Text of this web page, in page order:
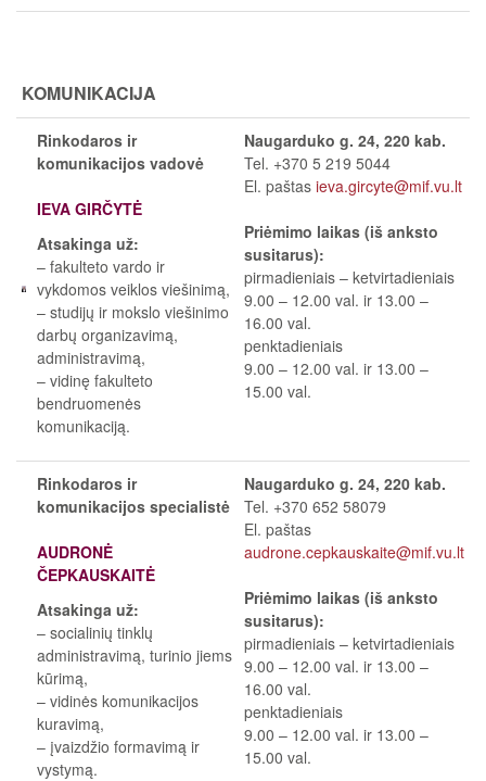
KOMUNIKACIJA
Rinkodaros ir
komunikacijos vadovė
IEVA GIRČYTĖ
Atsakinga už:
– fakulteto vardo ir
vykdomos veiklos viešinimą,
– studijų ir mokslo viešinimo
darbų organizavimą,
administravimą,
– vidinę fakulteto
bendruomenės
komunikaciją.
Naugarduko g. 24, 220 kab.
Tel. +370 5 219 5044
El. paštas ieva.gircyte@mif.vu.lt
Priėmimo laikas (iš anksto
susitarus):
pirmadieniais – ketvirtadieniais
9.00 – 12.00 val. ir 13.00 –
16.00 val.
penktadieniais
9.00 – 12.00 val. ir 13.00 –
15.00 val.
Rinkodaros ir
komunikacijos specialistė
AUDRONĖ
ČEPKAUSKAITĖ
Atsakinga už:
– socialinių tinklų
administravimą, turinio jiems
kūrimą,
– vidinės komunikacijos
kuravimą,
– įvaizdžio formavimą ir
vystymą.
Naugarduko g. 24, 220 kab.
Tel. +370 652 58079
El. paštas
audrone.cepkauskaite@mif.vu.lt
Priėmimo laikas (iš anksto
susitarus):
pirmadieniais – ketvirtadieniais
9.00 – 12.00 val. ir 13.00 –
16.00 val.
penktadieniais
9.00 – 12.00 val. ir 13.00 –
15.00 val.